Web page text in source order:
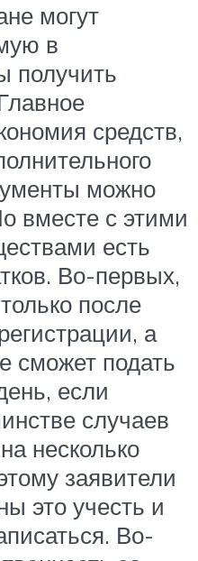
могут
в
получить
средств,
можно
вместе с этими
есть
Во-первых,
после
а
сможет подать
если
случаев
несколько
заявители
это учесть и
Во-